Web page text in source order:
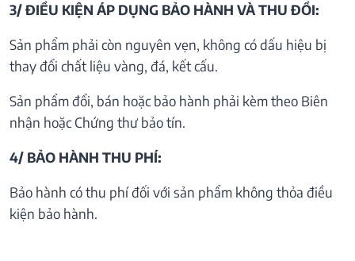
3/ ĐIỀU KIỆN ÁP DỤNG BẢO HÀNH VÀ THU ĐỒI:
Sản phẩm phải còn nguyên vẹn, không có dấu hiệu bị
thay đổi chất liệu vàng, đá, kết cấu.
Sản phẩm đổi, bán hoặc bảo hành phải kèm theo Biên
nhận hoặc Chứng thư bảo tín.
4/ BẢO HÀNH THU PHÍ:
Bảo hành có thu phí đối với sản phẩm không thỏa điều
kiện bảo hành.